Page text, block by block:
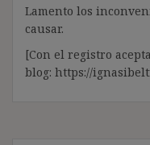
Lamento los
causar.
[Con el registro
blog: https://